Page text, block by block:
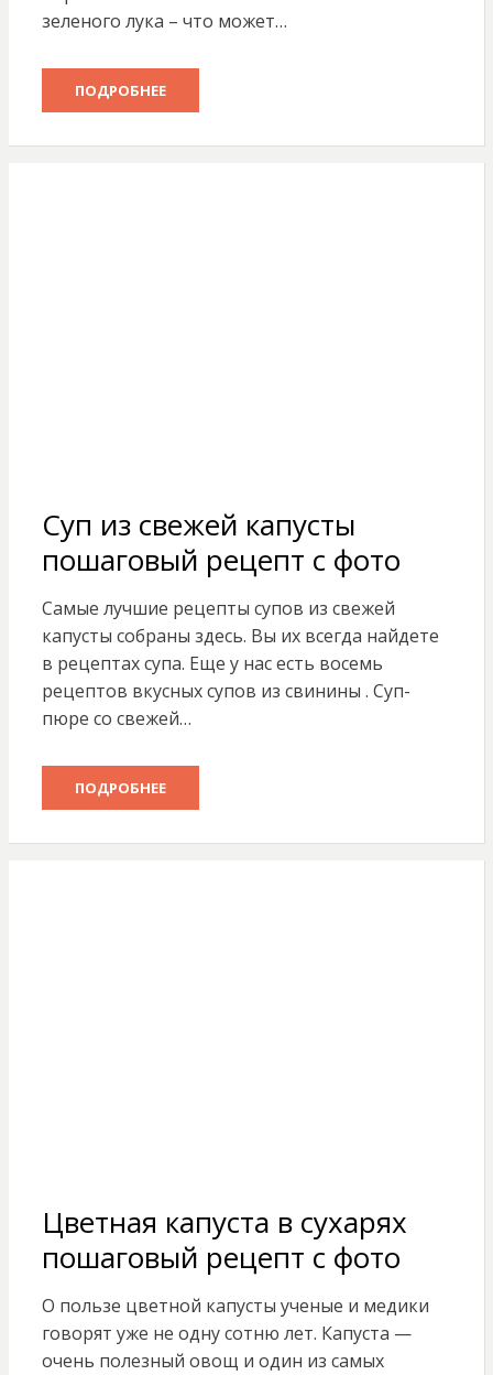
зеленого лука – что может…
ПОДРОБНЕЕ
Суп из свежей капусты
пошаговый рецепт с фото
Самые лучшие рецепты супов из свежей
капусты собраны здесь. Вы их всегда найдете
в рецептах супа. Еще у нас есть восемь
рецептов вкусных супов из свинины . Суп-
пюре со свежей…
ПОДРОБНЕЕ
Цветная капуста в сухарях
пошаговый рецепт с фото
О пользе цветной капусты ученые и медики
говорят уже не одну сотню лет. Капуста —
очень полезный овощ и один из самых